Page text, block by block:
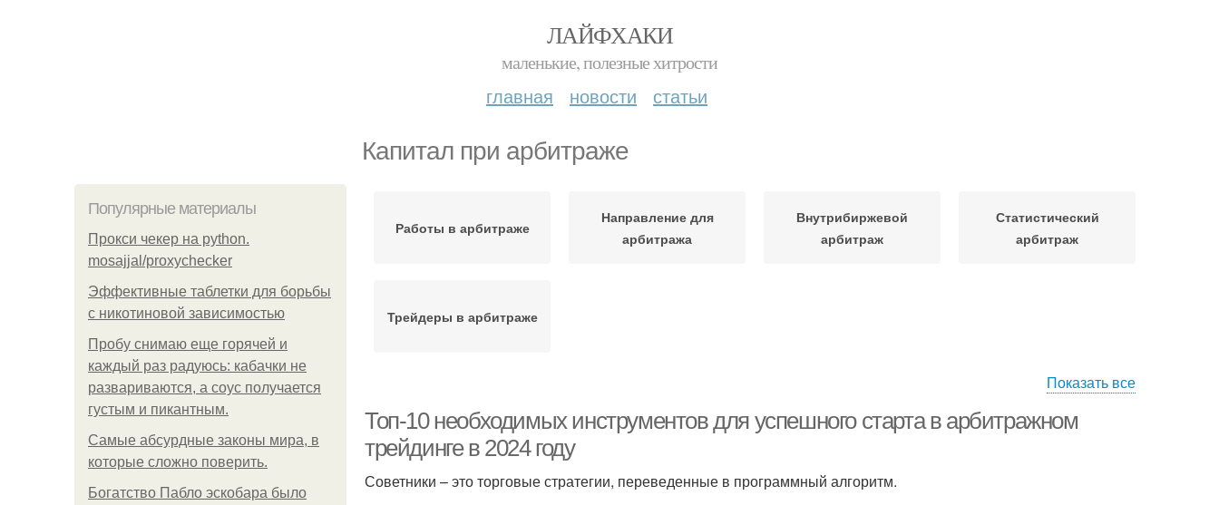
ЛАЙФХАКИ
маленькие, полезные хитрости
главная новости статьи
Капитал при арбитраже
Популярные материалы
Прокси чекер на python.
mosajjal/proxychecker
Эффективные таблетки для борьбы
с никотиновой зависимостью
Пробу снимаю еще горячей и
каждый раз радуюсь: кабачки не
развариваются, а соус получается
густым и пикантным.
Самые абсурдные законы мира, в
которые сложно поверить.
Богатство Пабло эскобара было
Работы в арбитраже
Направление для
арбитража
Внутрибиржевой
арбитраж
Статистический
арбитраж
Трейдеры в арбитраже
Показать все
Топ-10 необходимых инструментов для успешного старта в арбитражном
трейдинге в 2024 году
Советники – это торговые стратегии, переведенные в программный алгоритм.